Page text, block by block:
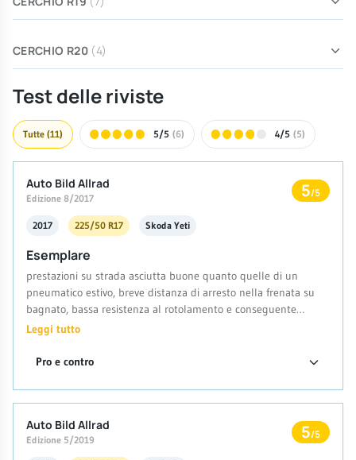
CERCHIO R20 (4)
Test delle riviste
Tutte (11) 5/5 (6) 4/5 (5)
Auto Bild Allrad
Edizione 8/2017 5/5
2017 225/50 R17 Skoda Yeti
Esemplare
prestazioni su strada asciutta buone quanto quelle di un
pneumatico estivo, breve distanza di arresto nella frenata su
bagnato, bassa resistenza al rotolamento e conseguente
risparmio di carburante
Leggi tutto
Pro e contro
Auto Bild Allrad
Edizione 5/2019 5/5